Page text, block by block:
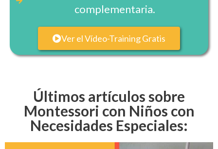
complementaria.
Ver el Vídeo-Training Gratis
Últimos artículos sobre
Montessori con Niños con
Necesidades Especiales: